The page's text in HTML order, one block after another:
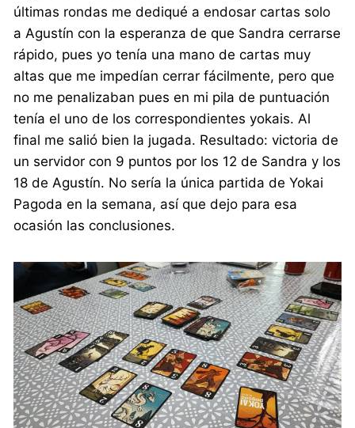
últimas rondas me dediqué a endosar cartas solo
a Agustín con la esperanza de que Sandra cerrarse
rápido, pues yo tenía una mano de cartas muy
altas que me impedían cerrar fácilmente, pero que
no me penalizaban pues en mi pila de puntuación
tenía el uno de los correspondientes yokais. Al
final me salió bien la jugada. Resultado: victoria de
un servidor con 9 puntos por los 12 de Sandra y los
18 de Agustín. No sería la única partida de Yokai
Pagoda en la semana, así que dejo para esa
ocasión las conclusiones.